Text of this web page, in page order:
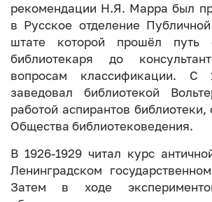
рекомендации Н.Я. Марра был
в Русское отделение
штате которой прошёл путь
библиотекаря до
вопросам классификации. С
заведовал библиотекой
работой аспирантов библиотеки,
Общества библиотековедения.
В 1926-1929 читал курс
Ленинградском
Затем в ходе